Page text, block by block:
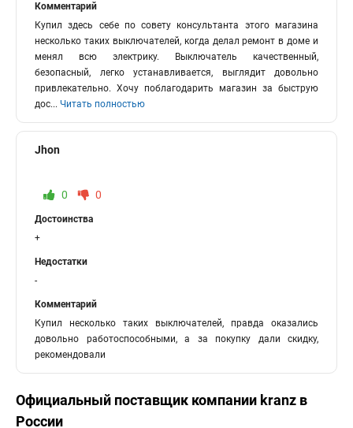
Комментарий
Купил здесь себе по совету консультанта этого магазина
несколько таких выключателей, когда делал ремонт в доме и
менял всю электрику. Выключатель качественный,
безопасный, легко устанавливается, выглядит довольно
привлекательно. Хочу поблагодарить магазин за быструю
дос... Читать полностью
Jhon
0 0
Достоинства
+
Недостатки
-
Комментарий
Купил несколько таких выключателей, правда оказались
довольно работоспособными, а за покупку дали скидку,
рекомендовали
Официальный поставщик компании kranz в
России